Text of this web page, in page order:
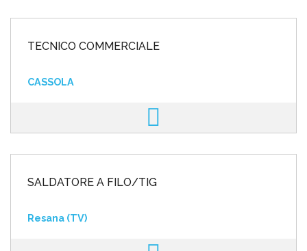
TECNICO COMMERCIALE
CASSOLA
SALDATORE A FILO/TIG
Resana (TV)